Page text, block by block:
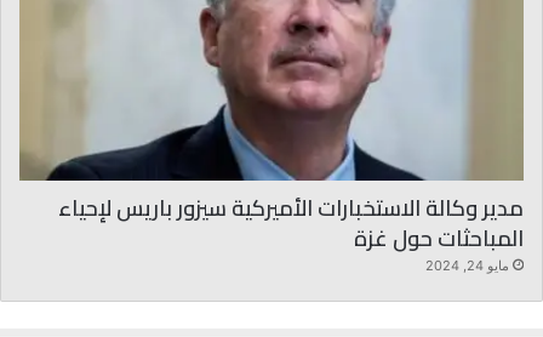
مدير وكالة الاستخبارات الأميركية سيزور باريس لإحياء
المباحثات حول غزة
مايو 24, 2024